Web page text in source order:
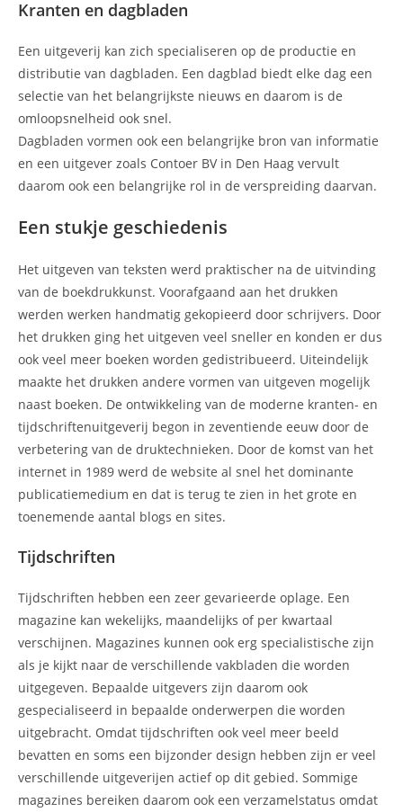
Kranten en dagbladen
Een uitgeverij kan zich specialiseren op de productie en
distributie van dagbladen. Een dagblad biedt elke dag een
selectie van het belangrijkste nieuws en daarom is de
omloopsnelheid ook snel.
Dagbladen vormen ook een belangrijke bron van informatie
en een uitgever zoals Contoer BV in Den Haag vervult
daarom ook een belangrijke rol in de verspreiding daarvan.
Een stukje geschiedenis
Het uitgeven van teksten werd praktischer na de uitvinding
van de boekdrukkunst. Voorafgaand aan het drukken
werden werken handmatig gekopieerd door schrijvers. Door
het drukken ging het uitgeven veel sneller en konden er dus
ook veel meer boeken worden gedistribueerd. Uiteindelijk
maakte het drukken andere vormen van uitgeven mogelijk
naast boeken. De ontwikkeling van de moderne kranten- en
tijdschriftenuitgeverij begon in zeventiende eeuw door de
verbetering van de druktechnieken. Door de komst van het
internet in 1989 werd de website al snel het dominante
publicatiemedium en dat is terug te zien in het grote en
toenemende aantal blogs en sites.
Tijdschriften
Tijdschriften hebben een zeer gevarieerde oplage. Een
magazine kan wekelijks, maandelijks of per kwartaal
verschijnen. Magazines kunnen ook erg specialistische zijn
als je kijkt naar de verschillende vakbladen die worden
uitgegeven. Bepaalde uitgevers zijn daarom ook
gespecialiseerd in bepaalde onderwerpen die worden
uitgebracht. Omdat tijdschriften ook veel meer beeld
bevatten en soms een bijzonder design hebben zijn er veel
verschillende uitgeverijen actief op dit gebied. Sommige
magazines bereiken daarom ook een verzamelstatus omdat